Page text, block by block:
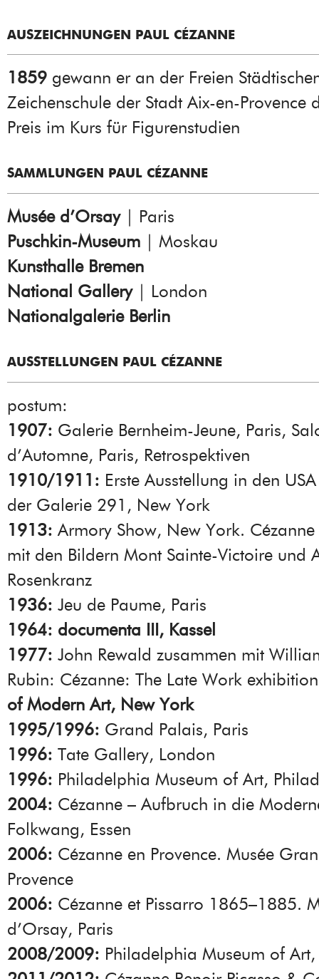
AUSZEICHNUNGEN PAUL CÉZANNE
1859 gewann er an der Freien
Zeichenschule der Stadt Aix-en-Provence
Preis im Kurs für Figurenstudien
SAMMLUNGEN PAUL CÉZANNE
Musée d’Orsay| Paris
Puschkin-Museum | Moskau
Kunsthalle Bremen
National Gallery| London
Nationalgalerie Berlin
AUSSTELLUNGEN PAUL CÉZANNE
postum:
1907: Galerie Bernheim-Jeune, Paris,
d’Automne, Paris, Retrospektiven
1910/1911: Erste Ausstellung in den
der Galerie 291, New York
1913: Armory Show, New York.
mit den Bildern Mont Sainte-Victoire und
Rosenkranz
1936: Jeu de Paume, Paris
1964: documenta III, Kassel
1977: John Rewald zusammen mit
Rubin: Cézanne: The Late Work
of Modern Art, New York
1995/1996: Grand Palais, Paris
1996: Tate Gallery, London
1996: Philadelphia Museum of Art,
2004: Cézanne – Aufbruch in die
Folkwang, Essen
2006: Cézanne en Provence. Musée
Provence
2006: Cézanne et Pissarro 1865–1885.
d’Orsay, Paris
2008/2009: Philadelphia Museum of